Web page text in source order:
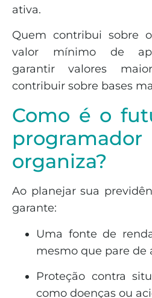
ativa.
Quem contribui sobre
valor mínimo de
garantir valores
contribuir sobre bases
Como é o
organiza?
Ao planejar sua
garante:
Uma fonte de
mesmo que pare de
Proteção contra
como doenças ou